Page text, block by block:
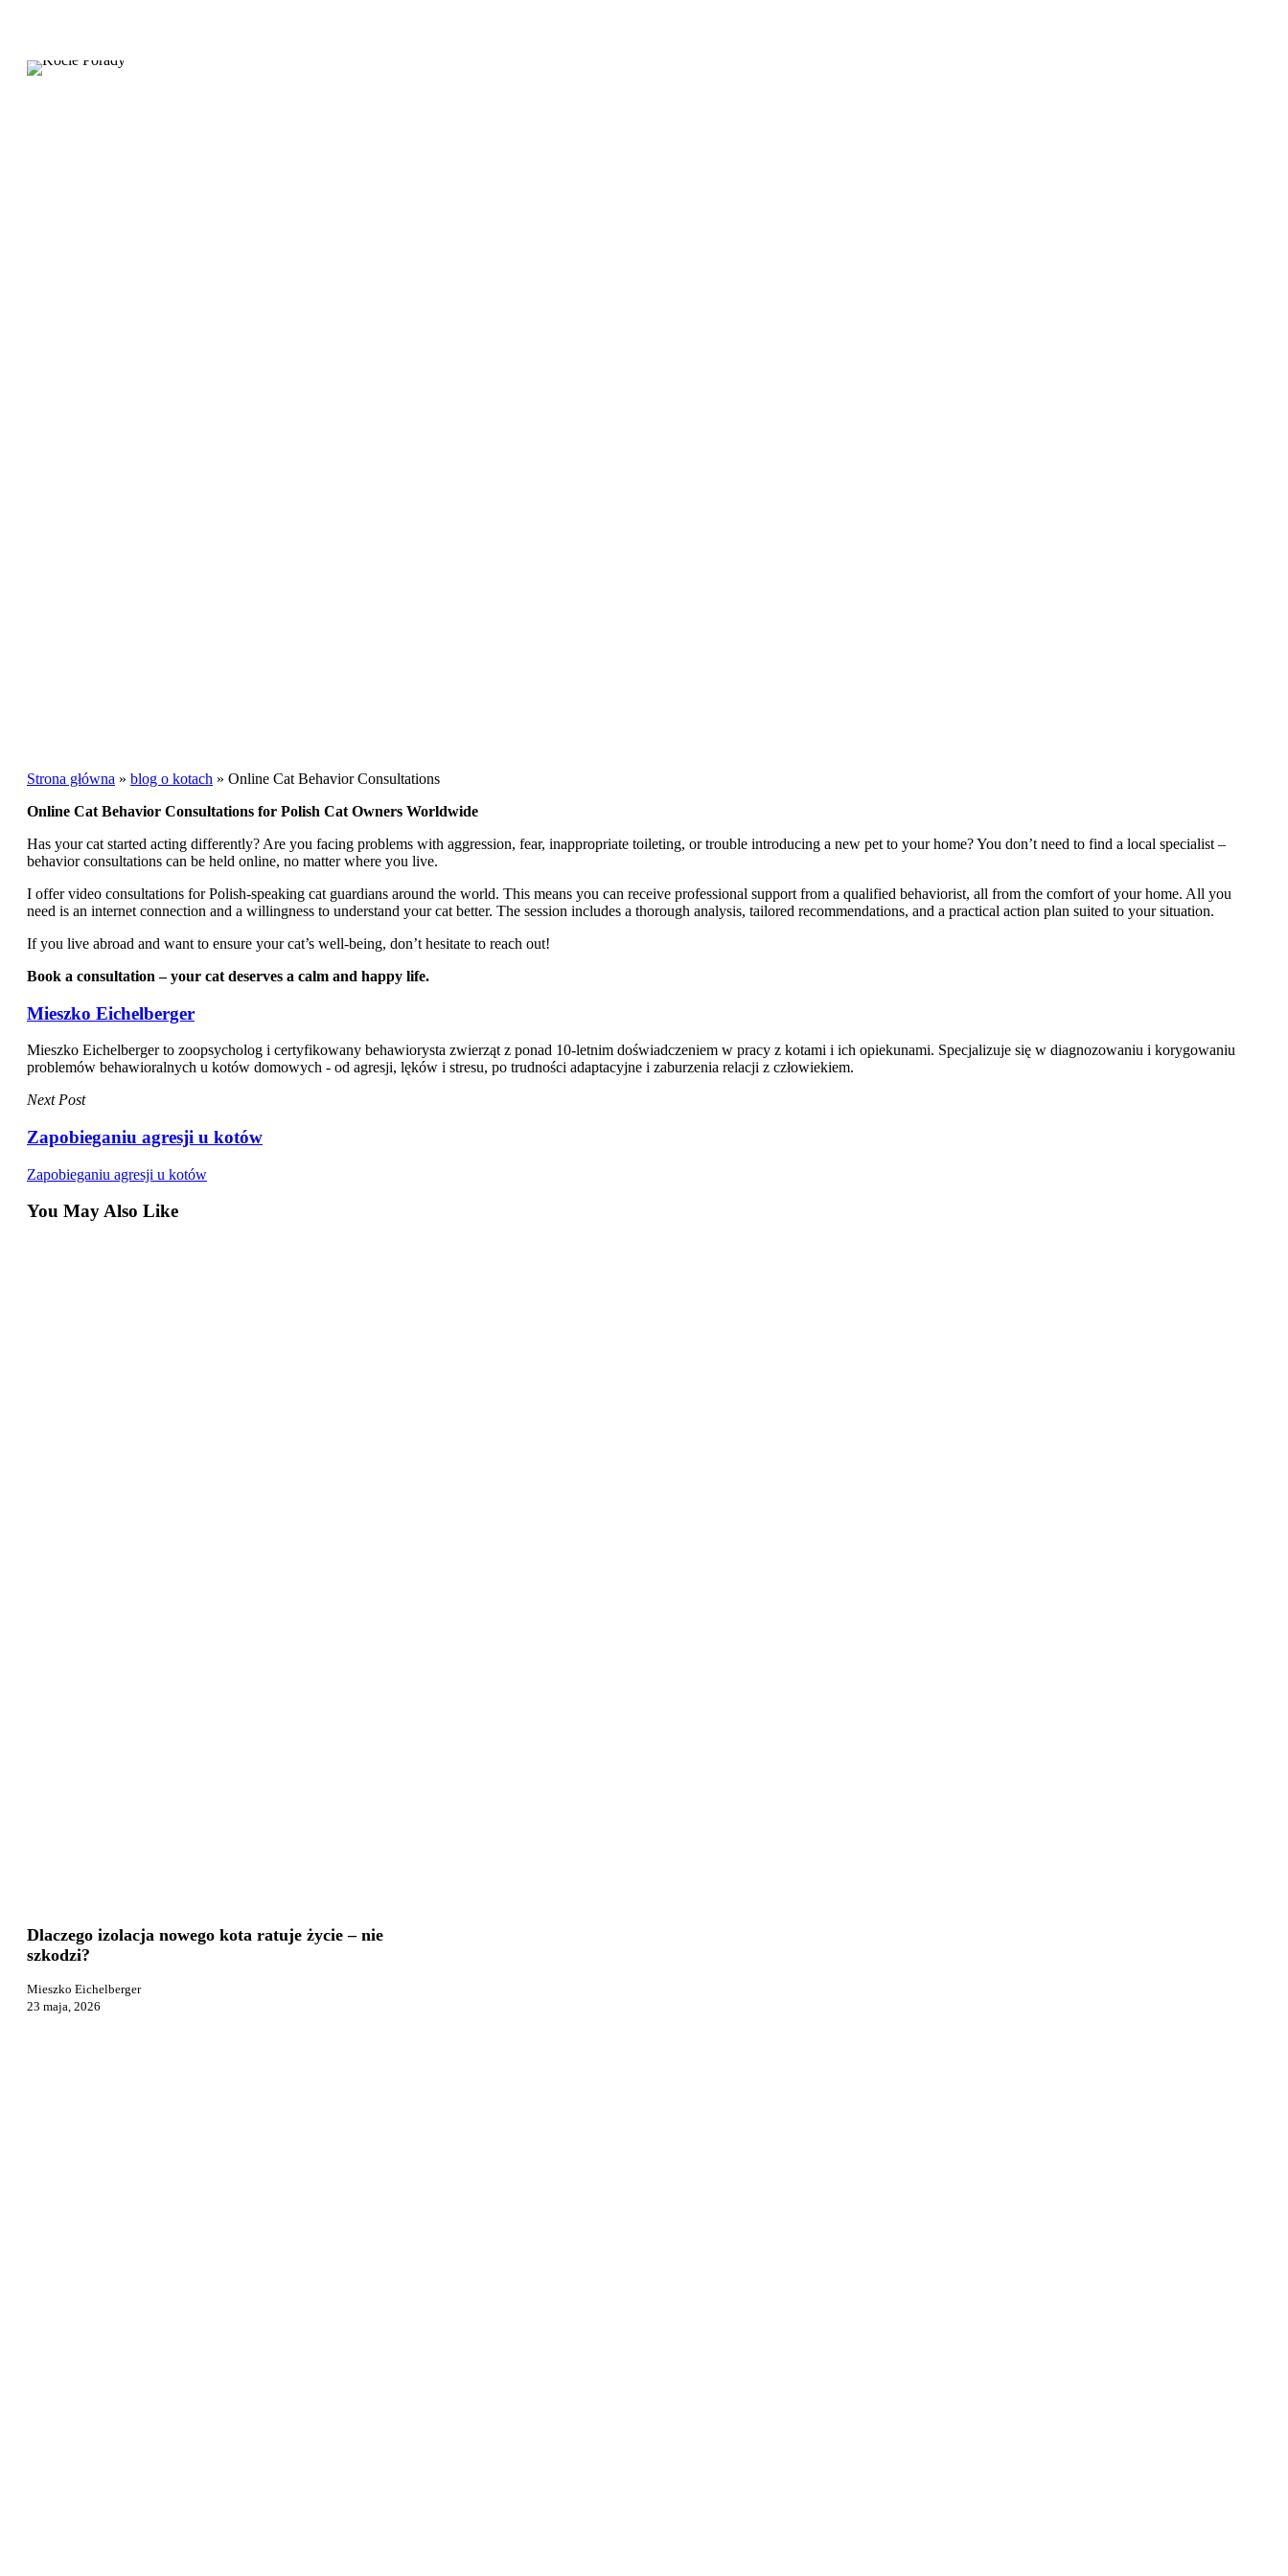
Strona główna » blog o kotach » Online Cat Behavior Consultations
Online Cat Behavior Consultations for Polish Cat Owners Worldwide
Has your cat started acting differently? Are you facing problems with aggression, fear, inappropriate toileting, or trouble introducing a new pet to your home? You don’t need to find a local specialist –
behavior consultations can be held online, no matter where you live.
I offer video consultations for Polish-speaking cat guardians around the world. This means you can receive professional support from a qualified behaviorist, all from the comfort of your home. All you
need is an internet connection and a willingness to understand your cat better. The session includes a thorough analysis, tailored recommendations, and a practical action plan suited to your situation.
If you live abroad and want to ensure your cat’s well-being, don’t hesitate to reach out!
Book a consultation – your cat deserves a calm and happy life.
Mieszko Eichelberger
Mieszko Eichelberger to zoopsycholog i certyfikowany behawiorysta zwierząt z ponad 10-letnim doświadczeniem w pracy z kotami i ich opiekunami. Specjalizuje się w diagnozowaniu i korygowaniu
problemów behawioralnych u kotów domowych - od agresji, lęków i stresu, po trudności adaptacyjne i zaburzenia relacji z człowiekiem.
Next Post
Zapobieganiu agresji u kotów
Zapobieganiu agresji u kotów
You May Also Like
nowego
kota
życie
–
Dlaczego izolacja nowego kota ratuje życie – nie
szkodzi?
Mieszko Eichelberger
23 maja, 2026